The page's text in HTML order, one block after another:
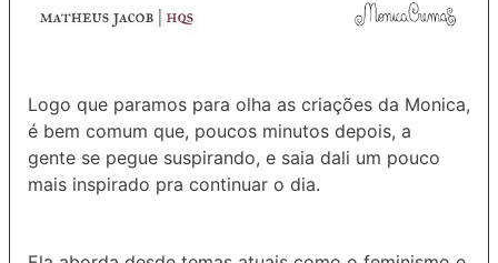
Logo que paramos para olha as criações da Monica,
é bem comum que, poucos minutos depois, a
gente se pegue suspirando, e saia dali um pouco
mais inspirado pra continuar o dia.